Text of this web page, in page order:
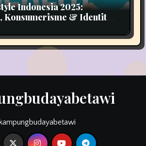
Indonesia 2025:
Konsumerisme & Identitas
kampungbudayabetawi